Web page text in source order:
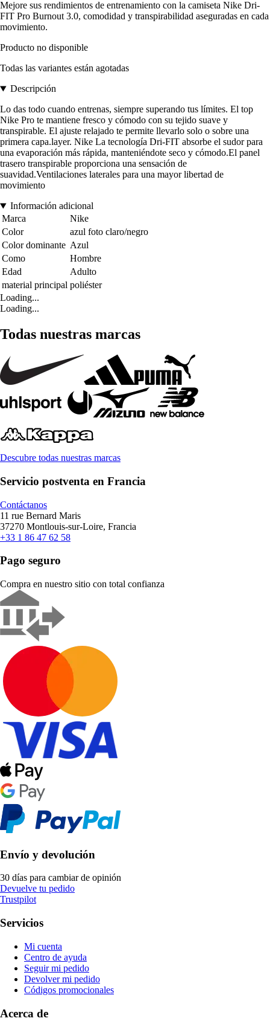
Mejore sus rendimientos de entrenamiento con la camiseta Nike Dri-
FIT Pro Burnout 3.0, comodidad y transpirabilidad aseguradas en cada
movimiento.
Producto no disponible
Todas las variantes están agotadas
Descripción
Lo das todo cuando entrenas, siempre superando tus límites. El top
Nike Pro te mantiene fresco y cómodo con su tejido suave y
transpirable. El ajuste relajado te permite llevarlo solo o sobre una
primera capa.layer. Nike La tecnología Dri-FIT absorbe el sudor para
una evaporación más rápida, manteniéndote seco y cómodo.El panel
trasero transpirable proporciona una sensación de
suavidad.Ventilaciones laterales para una mayor libertad de
movimiento
Información adicional
Marca
Nike
Color
azul foto claro/negro
Color dominante Azul
Como
Hombre
Edad
Adulto
material principal poliéster
Loading...
Loading...
Todas nuestras marcas
Descubre todas nuestras marcas
Servicio postventa en Francia
Contáctanos
11 rue Bernard Maris
37270 Montlouis-sur-Loire, Francia
+33 1 86 47 62 58
Pago seguro
Compra en nuestro sitio con total confianza
Envío y devolución
30 días para cambiar de opinión
Devuelve tu pedido
Trustpilot
Servicios
Mi cuenta
Centro de ayuda
Seguir mi pedido
Devolver mi pedido
Códigos promocionales
Acerca de